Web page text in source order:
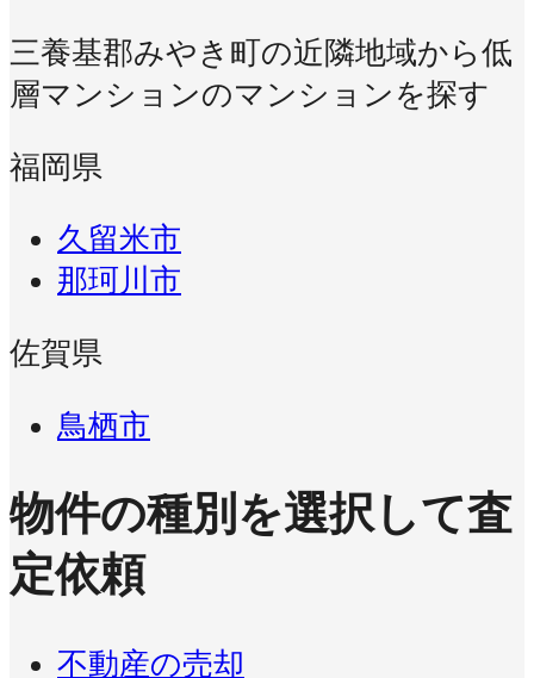
三養基郡みやき町の近隣地域から低
層マンションのマンションを探す
福岡県
久留米市
那珂川市
佐賀県
鳥栖市
物件の種別を選択して査
定依頼
不動産の売却